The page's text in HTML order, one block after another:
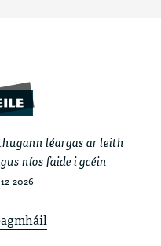
léargas ar leith
níos faide i gcéin
2026